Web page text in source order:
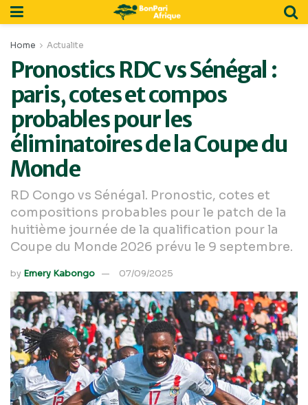
Home Actualite
Pronostics RDC vs Sénégal :
paris, cotes et compos
probables pour les
éliminatoires de la Coupe du
Monde
RD Congo vs Sénégal. Pronostic, cotes et
compositions probables pour le patch de la
huitième journée de la qualification pour la
Coupe du Monde 2026 prévu le 9 septembre.
by Emery Kabongo 07/09/2025